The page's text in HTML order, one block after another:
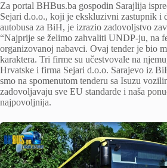
Za portal BHBus.ba gospodin Sarajlija
Sejari d.o.o., koji je ekskluzivni zastupnik i
autobusa za BiH, je izrazio zadovoljstvo
“Najprije se želimo zahvaliti UNDP-ju, na
organizovanoj nabavci. Ovaj tender je bio
karaktera. Tri firme su učestvovale na
Hrvatske i firma Sejari d.o.o. Sarajevo iz
smo na spomenutom tenderu sa Isuzu
zadovoljavaju sve EU standarde i naša
najpovoljnija.